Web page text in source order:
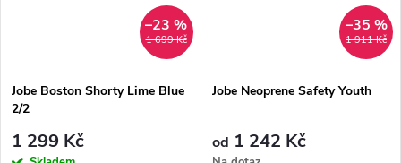
1 699 Kč
–23 %
Jobe Boston Shorty Lime Blue
2/2
1 299 Kč
1 911 Kč
–35 %
Jobe Neoprene Safety Youth
od 1 242 Kč